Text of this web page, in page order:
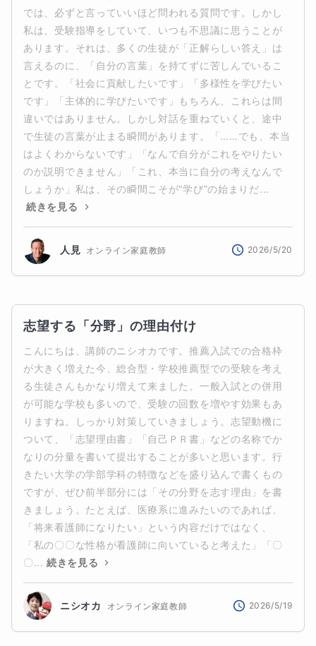
では、必ずと言っていいほど問われる質問です。しかし
私は、受験指導をしていて、いつも不思議に思うことが
あります。それは、多くの生徒が「正解らしい答え」は
言えるのに、「自分の言葉」を持てずに苦しんでいるこ
とです。「社会に貢献したいです」「多様性を学びたい
です」「主体的に学びたいです」もちろん、これらは間
違いではありません。しかし対話を重ねていくと、途中
で生徒の言葉が止まる瞬間があります。「……でも、本当
はよくわからないです」「なんで自分がこれをやりたい
のか説明できません」「これ、本当に自分の考えなんで
しょうか」私は、その瞬間こそが“学び”の始まりだ...
続きを見る
人見 オンライン家庭教師 2026/5/20
志望する「分野」の理由付け
こんにちは、講師のニシオカです。推薦入試での合格枠
が大きく増えた今、総合型・学校推薦型での受験を考え
る生徒さんもかなり増えて来ました。一般入試との併用
が可能な学校も多いので、受験の回数を増やす効果もあ
りますね。しっかり対策していきましょう。志望動機に
ついて、「志望理由書」「自己ＰＲ書」などの名称でか
なりの分量を書いて提出することが多いと思います。行
きたい大学の学部学科の特徴などを盛り込んで書くもの
ですが、ぜひ前半部分には「その分野を志す理由」を書
きましょう。たとえば、医療系に進みたいのであれば、
「将来看護師になりたい」という内容だけではなく、
「私の〇〇な性格が看護師に向いていると考えた」「〇
〇... 続きを見る
ニシオカ オンライン家庭教師 2026/5/19